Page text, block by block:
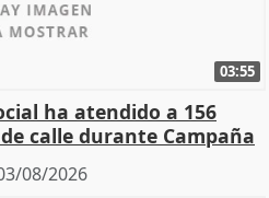
03:55
ha atendido a 156
calle durante Campaña
08/2026